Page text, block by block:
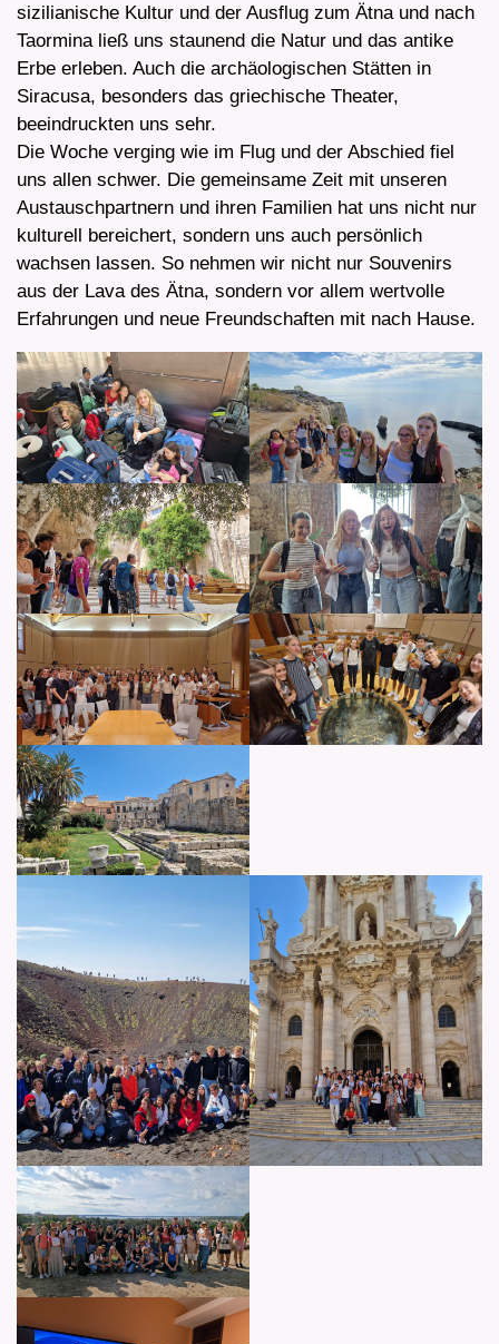
sizilianische Kultur und der Ausflug zum Ätna und nach
Taormina ließ uns staunend die Natur und das antike
Erbe erleben. Auch die archäologischen Stätten in
Siracusa, besonders das griechische Theater,
beeindruckten uns sehr.
Die Woche verging wie im Flug und der Abschied fiel
uns allen schwer. Die gemeinsame Zeit mit unseren
Austauschpartnern und ihren Familien hat uns nicht nur
kulturell bereichert, sondern uns auch persönlich
wachsen lassen. So nehmen wir nicht nur Souvenirs
aus der Lava des Ätna, sondern vor allem wertvolle
Erfahrungen und neue Freundschaften mit nach Hause.